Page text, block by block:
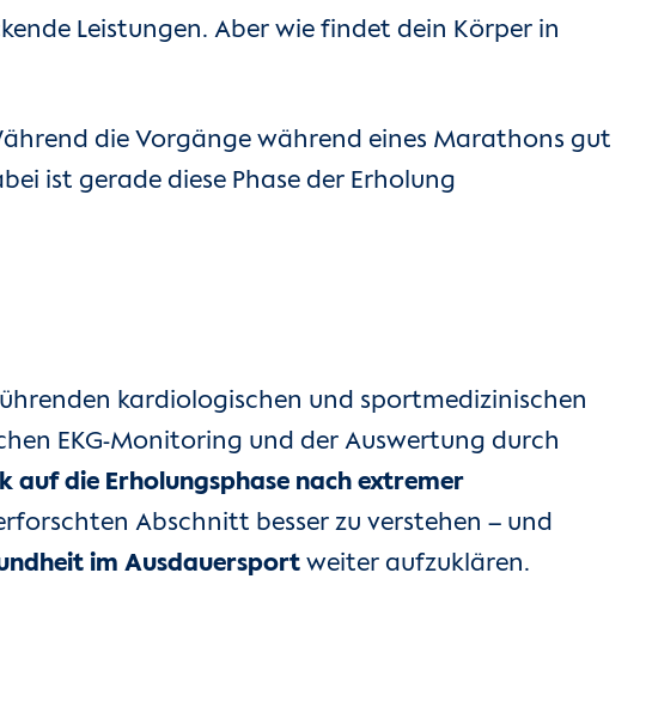
Leistungen. Aber wie findet dein Körper in
die Vorgänge während eines Marathons gut
ist gerade diese Phase der Erholung
kardiologischen und sportmedizinischen
EKG-Monitoring und der Auswertung durch
auf die Erholungsphase nach extremer
Abschnitt besser zu verstehen – und
im Ausdauersport weiter aufzuklären.